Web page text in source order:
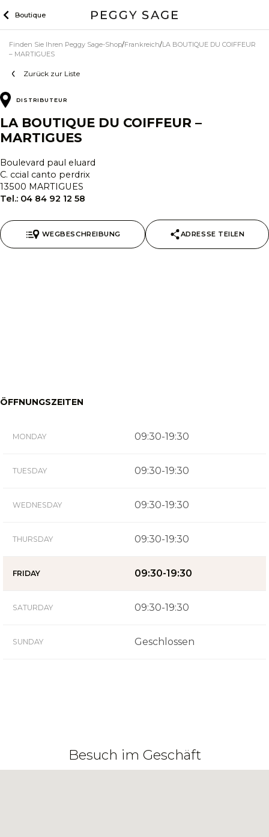
Inhalt
Boutique
Zurück zur Liste
Finden Sie Ihren Peggy Sage-Shop Frankreich LA BOUTIQUE DU COIFFEUR
– MARTIGUES
DISTRIBUTEUR
LA BOUTIQUE DU COIFFEUR –
MARTIGUES
Boulevard paul eluard
C. ccial canto perdrix
13500 MARTIGUES
Tel.: 04 84 92 12 58
WEGBESCHREIBUNG ADRESSE TEILEN
ÖFFNUNGSZEITEN
MONDAY 09:30-19:30
TUESDAY 09:30-19:30
WEDNESDAY 09:30-19:30
THURSDAY 09:30-19:30
FRIDAY 09:30-19:30
SATURDAY 09:30-19:30
SUNDAY Geschlossen
Besuch im Geschäft